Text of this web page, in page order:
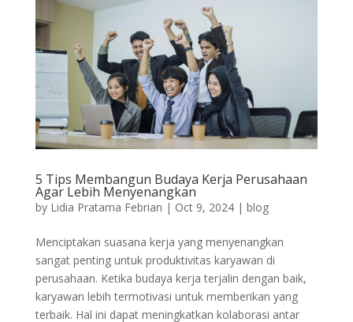
5 Tips Membangun Budaya Kerja Perusahaan
Agar Lebih Menyenangkan
by Lidia Pratama Febrian | Oct 9, 2024| blog
Menciptakan suasana kerja yang menyenangkan
sangat penting untuk produktivitas karyawan di
perusahaan. Ketika budaya kerja terjalin dengan baik,
karyawan lebih termotivasi untuk memberikan yang
terbaik. Hal ini dapat meningkatkan kolaborasi antar